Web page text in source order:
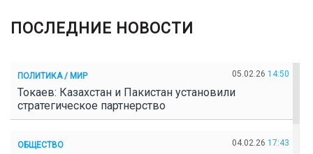
ПОСЛЕДНИЕ НОВОСТИ
ПОЛИТИКА / МИР 05.02.26 14:50
Токаев: Казахстан и Пакистан установили
стратегическое партнерство
ОБЩЕСТВО 04.02.26 17:43